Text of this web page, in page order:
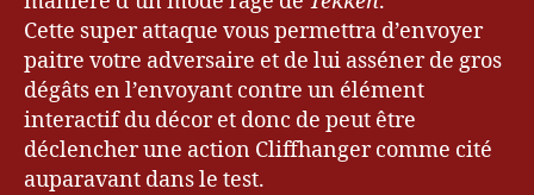
Cette super attaque vous permettra d’envoyer
paitre votre adversaire et de lui asséner de gros
dégâts en l’envoyant contre un élément
interactif du décor et donc de peut être
déclencher une action Cliffhanger comme cité
auparavant dans le test.